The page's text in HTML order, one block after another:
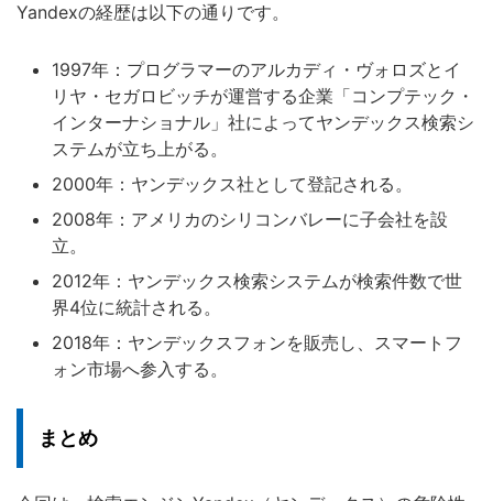
Yandexの経歴は以下の通りです。
1997年：プログラマーのアルカディ・ヴォロズとイ
リヤ・セガロビッチが運営する企業「コンプテック・
インターナショナル」社によってヤンデックス検索シ
ステムが立ち上がる。
2000年：ヤンデックス社として登記される。
2008年：アメリカのシリコンバレーに子会社を設
立。
2012年：ヤンデックス検索システムが検索件数で世
界4位に統計される。
2018年：ヤンデックスフォンを販売し、スマートフ
ォン市場へ参入する。
まとめ